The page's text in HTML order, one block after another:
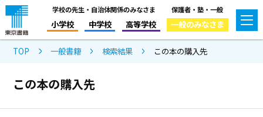
学校の先生・自治体関係のみなさま
小学校 中学校 高等学校
保護者・塾・一般
一般のみなさま
TOP 一般書籍 検索結果 この本の購入先
この本の購入先